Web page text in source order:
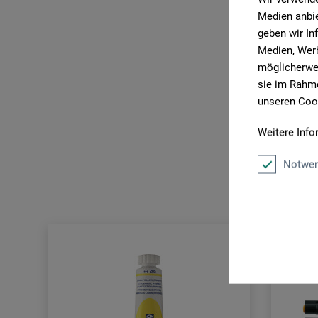
Medien
geben wir
Medien,
sie im
unseren
Weitere